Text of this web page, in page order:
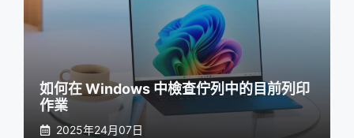
如何在 Windows 中檢查佇列中的目前列印
作業
2025年24月07日